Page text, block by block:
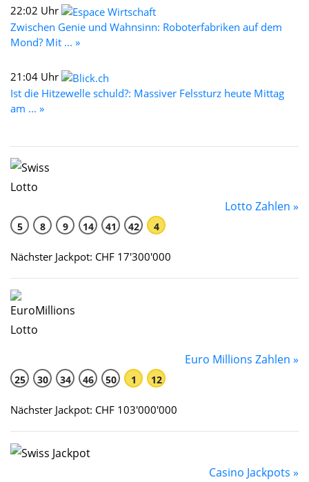
22:02 Uhr
Zwischen Genie und Wahnsinn: Roboterfabriken auf dem
Mond? Mit ... »
21:04 Uhr
Ist die Hitzewelle schuld?: Massiver Felssturz heute Mittag
am ... »
Lotto Zahlen »
5 8 9 14 41 42 4
Nächster Jackpot: CHF 17'300'000
Euro Millions Zahlen »
25 30 34 46 50 1 12
Nächster Jackpot: CHF 103'000'000
Casino Jackpots »